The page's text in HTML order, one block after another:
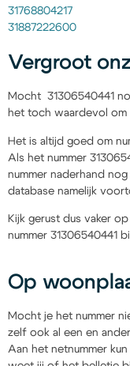
31768804217
31887222600
Vergroot
Mocht 31306540441
het toch waardevol
Het is altijd goed om
Als het nummer
nummer naderhand
database namelijk
Kijk gerust dus vaker
nummer 31306540441
Op
Mocht je het nummer
zelf ook al een en
Aan het netnummer